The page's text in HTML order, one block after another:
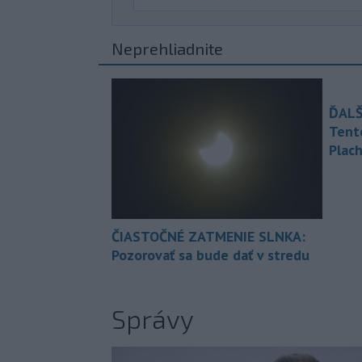
Neprehliadnite
ČIASTOČNÉ ZATMENIE SLNKA:
Pozorovať sa bude dať v stredu
Správy